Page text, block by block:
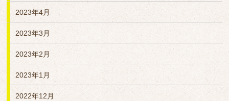
2023年4月
2023年3月
2023年2月
2023年1月
2022年12月